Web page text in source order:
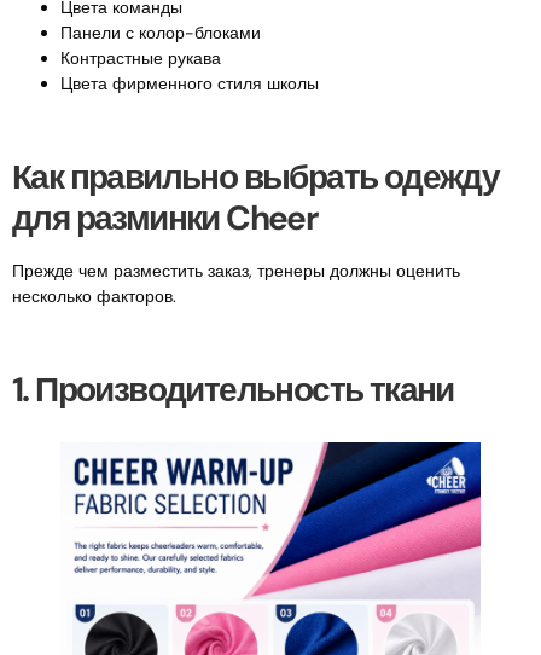
Цвета команды
Панели с колор-блоками
Контрастные рукава
Цвета фирменного стиля школы
Как правильно выбрать одежду
для разминки Cheer
Прежде чем разместить заказ, тренеры должны оценить
несколько факторов.
1. Производительность ткани